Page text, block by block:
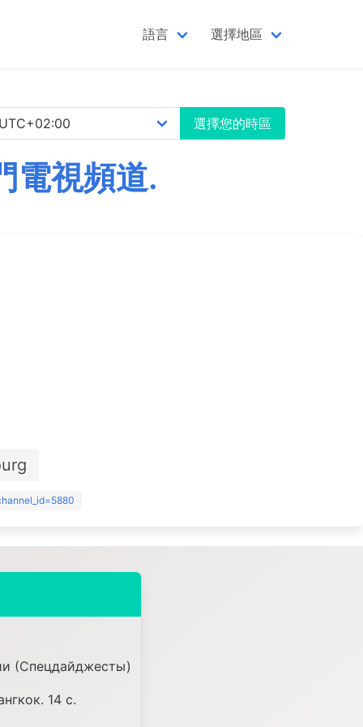
語言 選擇地區
選擇您的時區
電視頻道.
(Спецдайджесты)
14 с.